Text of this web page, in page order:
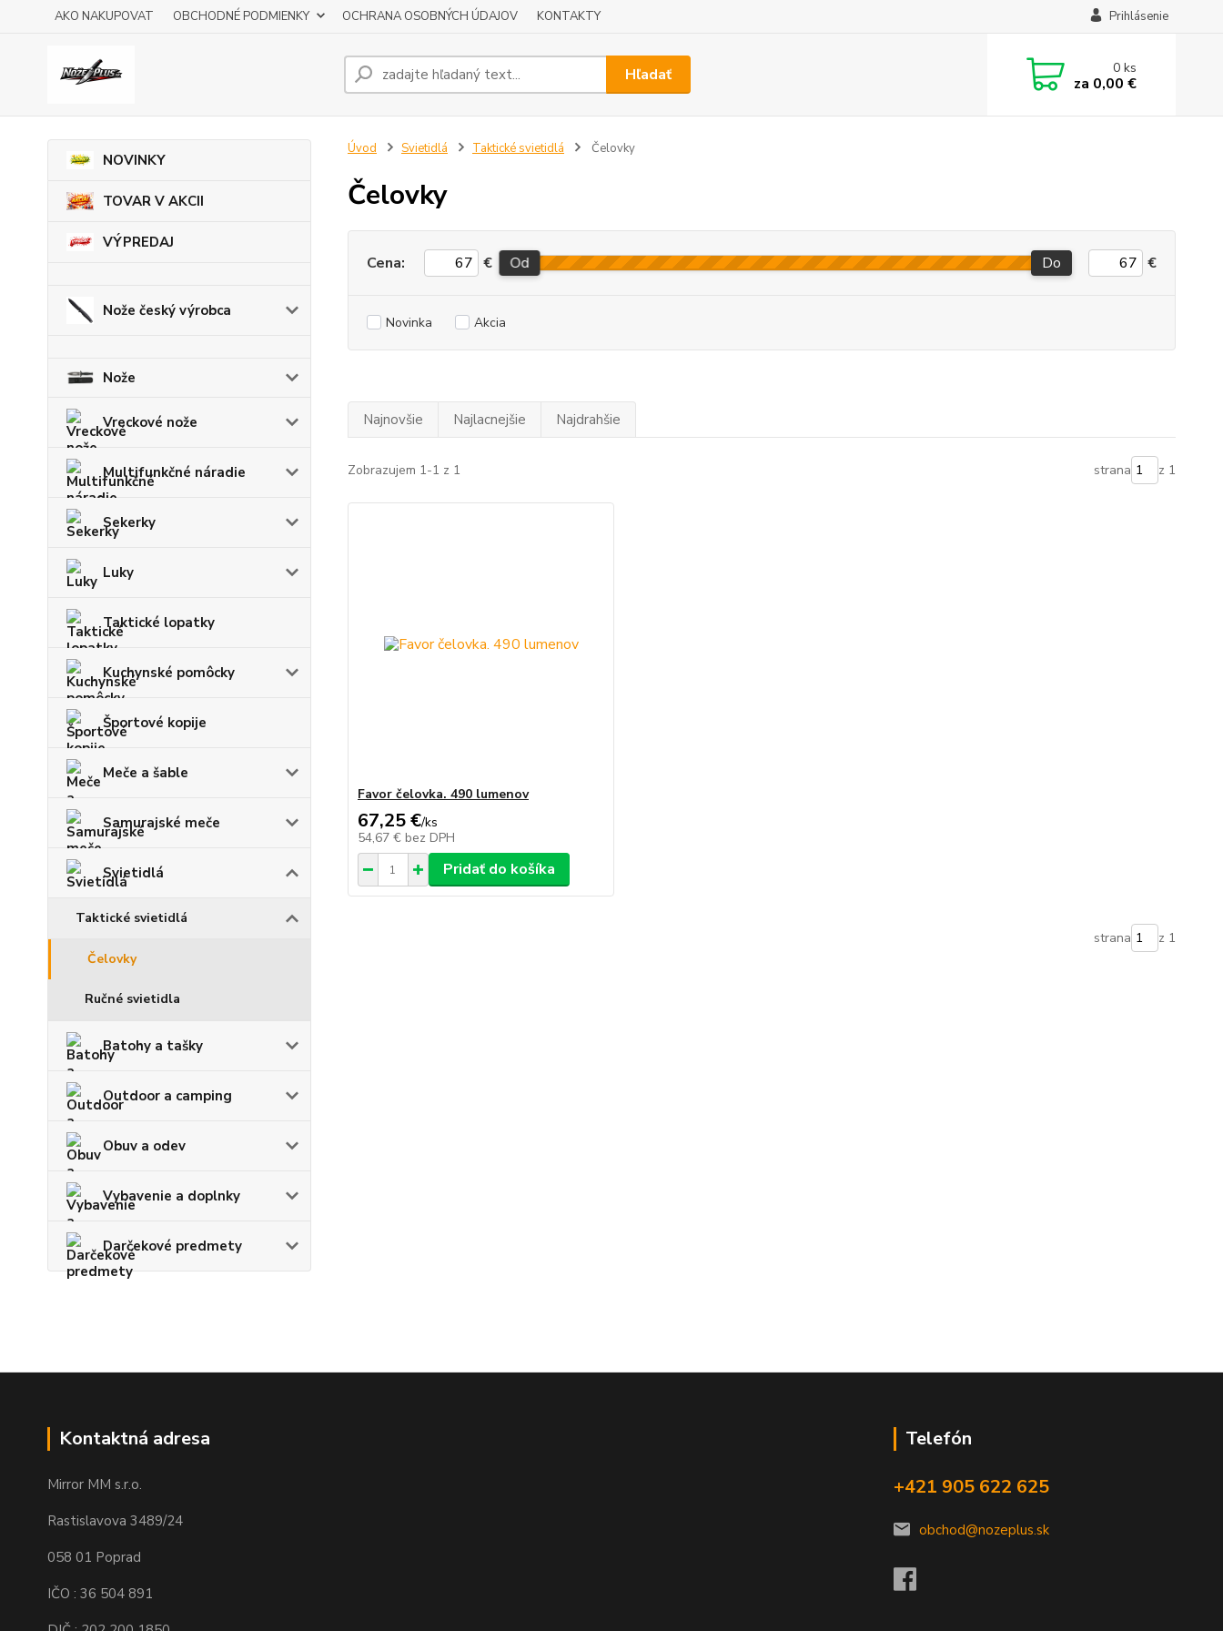
AKO NAKUPOVAT OBCHODNÉ PODMIENKY OCHRANA OSOBNÝCH ÚDAJOV KONTAKTY Prihlásenie
Hľadať 0ks
za 0,00 €
NOVINKY
TOVAR V AKCII
VÝPREDAJ
Nože český výrobca
Nože
Vreckové nože
Multifunkčné náradie
Sekerky
Luky
Taktické lopatky
Kuchynské pomôcky
Športové kopije
Meče a šable
Samurajské meče
Svietidlá
Taktické svietidlá
Čelovky
Ručné svietidla
Batohy a tašky
Outdoor a camping
Obuv a odev
Vybavenie a doplnky
Darčekové predmety
Úvod Svietidlá Taktické svietidlá Čelovky
Čelovky
Cena: € Od Do €
Novinka Akcia
Najnovšie Najlacnejšie Najdrahšie
Zobrazujem 1-1 z 1 strana z 1
Favor čelovka. 490 lumenov
67,25 €/ks
54,67 € bez DPH
Pridať do košíka
strana z 1
Kontaktná adresa
Mirror MM s.r.o.
Rastislavova 3489/24
058 01 Poprad
IČO : 36 504 891
Telefón
+421 905 622 625
obchod@nozeplus.sk